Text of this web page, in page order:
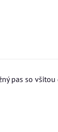
pas so